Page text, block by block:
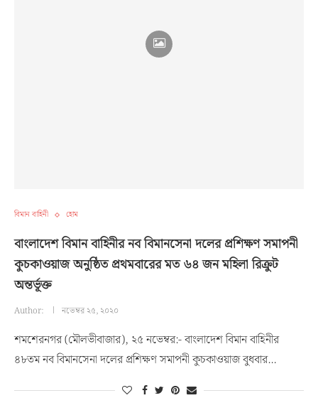
বিমান বাহিনী হোম
বাংলাদেশ বিমান বাহিনীর নব বিমানসেনা দলের প্রশিক্ষণ সমাপনী
কুচকাওয়াজ অনুষ্ঠিত প্রথমবারের মত ৬৪ জন মহিলা রিক্রুট
অন্তর্ভূক্ত
Author: নভেম্বর ২৫, ২০২০
শমশেরনগর (মৌলভীবাজার), ২৫ নভেম্বর:- বাংলাদেশ বিমান বাহিনীর
৪৮তম নব বিমানসেনা দলের প্রশিক্ষণ সমাপনী কুচকাওয়াজ বুধবার…